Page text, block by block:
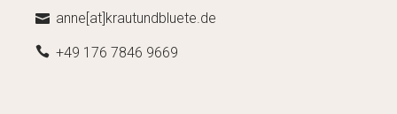
anne[at]krautundbluete.de
+49 176 7846 9669